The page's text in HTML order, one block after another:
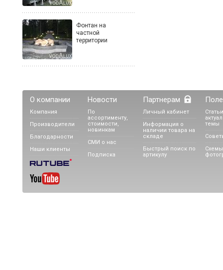
Фонтан на
частной
территории
О компании
Компания
Производители
Благодарности
Наши клиенты
Новости
По
ассортименту,
стоимости,
новинкам
СМИ о нас
Подписка
Партнерам
Личный кабинет
Информация о
наличии товара на
складе
Быстрый поиск по
артикулу
темы